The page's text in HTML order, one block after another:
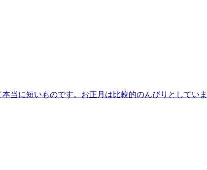
当に短いものです。お正月は比較的のんびりとしてい